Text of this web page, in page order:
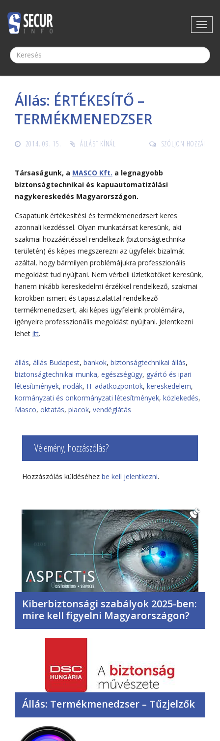
Állás: ÉRTÉKESÍTŐ –
TERMÉKMENEDZSER
2014. 09. 15. ÁLLÁST KÍNÁL SZÓLJON HOZZÁ!
Társaságunk, a MASCO Kft. a legnagyobb
biztonságtechnikai és kapuautomatizálási
nagykereskedés Magyarországon.
Csapatunk értékesítési és termékmenedzsert keres
azonnali kezdéssel. Olyan munkatársat keresünk, aki
szakmai hozzáértéssel rendelkezik (biztonságtechnika
területén) és képes megszerezni az ügyfelek bizalmát
azáltal, hogy bármilyen problémájukra professzionális
megoldást tud nyújtani. Nem vérbeli üzletkötőket keresünk,
hanem inkább kereskedelmi érzékkel rendelkező, szakmai
körökben ismert és tapasztalattal rendelkező
termékmenedzsert, aki képes ügyfeleink problémáira,
igényeire professzionális megoldást nyújtani. Jelentkezni
lehet itt.
állás, állás Budapest, bankok, biztonságtechnikai állás,
biztonságtechnikai munka, egészségügy, gyártó és ipari
létesítmények, irodák, IT adatközpontok, kereskedelem,
kormányzati és önkormányzati létesítmények, közlekedés,
Masco, oktatás, piacok, vendéglátás
Vélemény, hozzászólás?
Hozzászólás küldéséhez be kell jelentkezni.
Kiberbiztonsági szabályok 2025-ben:
mire kell figyelni Magyarországon?
Állás: Termékmenedzser – Tűzjelzők